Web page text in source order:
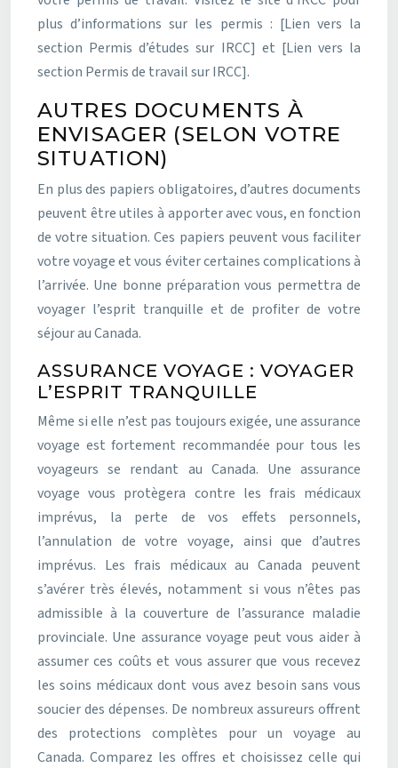
plus d’informations sur les permis : [Lien vers la
section Permis d’études sur IRCC] et [Lien vers la
section Permis de travail sur IRCC].
AUTRES DOCUMENTS À
ENVISAGER (SELON VOTRE
SITUATION)
En plus des papiers obligatoires, d’autres documents
peuvent être utiles à apporter avec vous, en fonction
de votre situation. Ces papiers peuvent vous faciliter
votre voyage et vous éviter certaines complications à
l’arrivée. Une bonne préparation vous permettra de
voyager l’esprit tranquille et de profiter de votre
séjour au Canada.
ASSURANCE VOYAGE : VOYAGER
L’ESPRIT TRANQUILLE
Même si elle n’est pas toujours exigée, une assurance
voyage est fortement recommandée pour tous les
voyageurs se rendant au Canada. Une assurance
voyage vous protègera contre les frais médicaux
imprévus, la perte de vos effets personnels,
l’annulation de votre voyage, ainsi que d’autres
imprévus. Les frais médicaux au Canada peuvent
s’avérer très élevés, notamment si vous n’êtes pas
admissible à la couverture de l’assurance maladie
provinciale. Une assurance voyage peut vous aider à
assumer ces coûts et vous assurer que vous recevez
les soins médicaux dont vous avez besoin sans vous
soucier des dépenses. De nombreux assureurs offrent
des protections complètes pour un voyage au
Canada. Comparez les offres et choisissez celle qui